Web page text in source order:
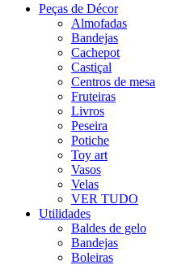
Peças de Décor
Almofadas
Bandejas
Cachepot
Castiçal
Centros de mesa
Fruteiras
Livros
Peseira
Potiche
Toy art
Vasos
Velas
VER TUDO
Utilidades
Baldes de gelo
Bandejas
Boleiras